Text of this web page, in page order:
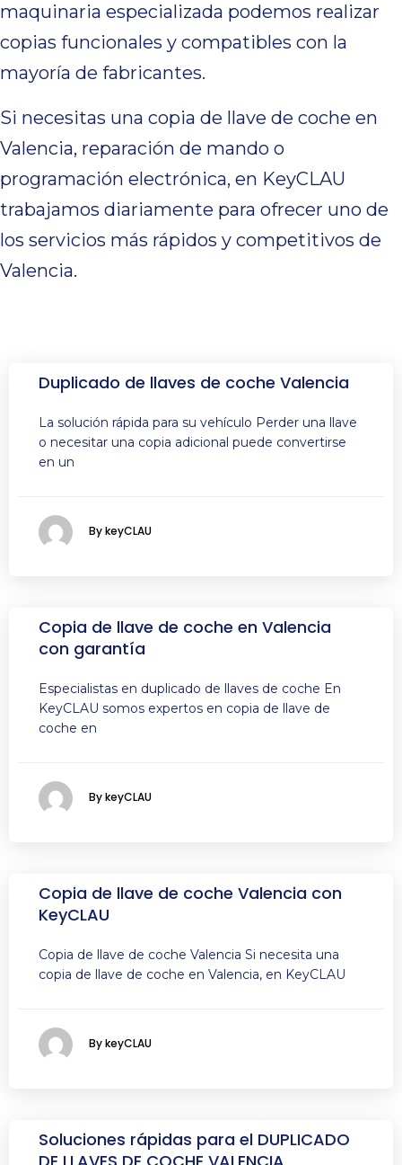
maquinaria especializada podemos realizar
copias funcionales y compatibles con la
mayoría de fabricantes.
Si necesitas una copia de llave de coche en
Valencia, reparación de mando o
programación electrónica, en KeyCLAU
trabajamos diariamente para ofrecer uno de
los servicios más rápidos y competitivos de
Valencia.
Duplicado de llaves de coche Valencia
La solución rápida para su vehículo Perder una llave
o necesitar una copia adicional puede convertirse
en un
By keyCLAU
Copia de llave de coche en Valencia
con garantía
Especialistas en duplicado de llaves de coche En
KeyCLAU somos expertos en copia de llave de
coche en
By keyCLAU
Copia de llave de coche Valencia con
KeyCLAU
Copia de llave de coche Valencia Si necesita una
copia de llave de coche en Valencia, en KeyCLAU
By keyCLAU
Soluciones rápidas para el DUPLICADO